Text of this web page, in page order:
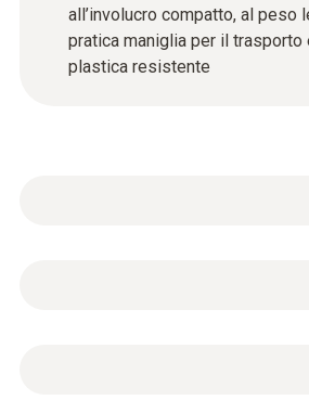
all’involucro compatto, al peso
pratica maniglia per il trasporto
plastica resistente